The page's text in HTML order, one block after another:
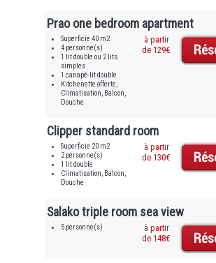
Prao one bedroom apartment
Superficie 40 m2
4 personne(s)
1 lit double ou 2 lits
simples
1 canapé-lit double
Kitchenette offerte,
Climatisation, Balcon,
Douche
à partir
de 129€
Clipper standard room
Superficie 20 m2
2 personne(s)
1 lit double
Climatisation, Balcon,
Douche
à partir
de 130€
Salako triple room sea view
5 personne(s)
à partir
de 148€